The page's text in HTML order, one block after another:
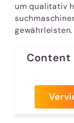
um qualitativ
gewährleisten.
Content